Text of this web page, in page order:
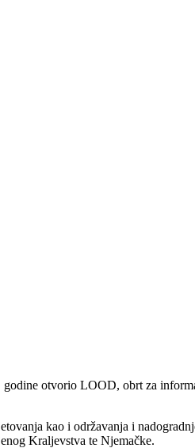
otvorio LOOD, obrt za
kao i održavanja i
Kraljevstva te Njemačke.